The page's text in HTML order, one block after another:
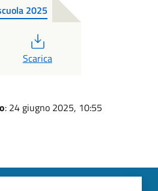
2025
Scarica
: 24 giugno 2025, 10:55